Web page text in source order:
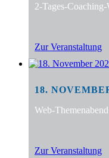
2-Tages-
Zur Veranstaltung
18.
Web-
Zur Veranstaltung